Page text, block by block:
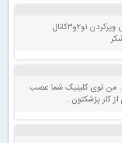
سلام لطف کنید هزینه های عصب کشی وپرکردن ۱و۲و۳کانال
من توی کلینیک شما عصب
کار پزشکتون .